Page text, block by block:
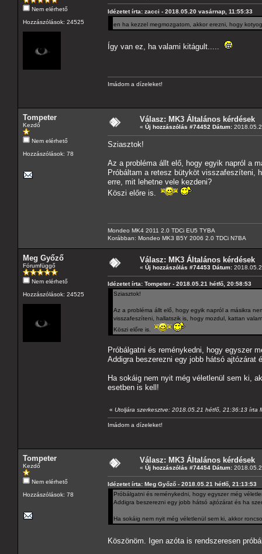
Nem elérhető
Hozzászólások: 24525
Idézetet írta: zacci - 2018.05.20 vasárnap, 11:55:33
en ha kezzel megmozgatom, akkor erezni, hogy
Így van ez, ha valami kitágult.....
Imádom a dízeleket!
Tompeter
Kezdő
Nem elérhető
Hozzászólások: 78
Válasz: MK3 Általános kérdések
« Új hozzászólás #74452 Dátum:
Sziasztok!
Az a probléma állt elő, hogy egyik napról a
Próbáltam a retesz bütyköt visszafeszíteni,
erre, mit lehetne vele kezdeni?
Köszi előre is.
Mondeo MK4 2011 2.0 TDCi EU5 TYBA
Korábban: Mondeo MK3 B5Y 2006 2.0 TDCi N7BA
Meg Győző
Fórumfüggő
Nem elérhető
Hozzászólások: 24525
Válasz: MK3 Általános kérdések
« Új hozzászólás #74453 Dátum:
Idézetet írta: Tompeter - 2018.05.21 hétfő, 20:58:53
Sziasztok!
Az a probléma állt elő, hogy egyik napról a másikra
visszafeszíteni, hallatszik is, hogy mozdul, kattan
Köszi előre is.
Próbálgatni és reménykedni, hogy egyszer
Addigra beszerezni egy jobb hátsó
Ha sokáig nem nyit még véletlenül sem ki,
esetben is kell!
« Utoljára szerkesztve: 2018.05.21 hétfő, 21:36:13 írta
Imádom a dízeleket!
Tompeter
Kezdő
Nem elérhető
Hozzászólások: 78
Válasz: MK3 Általános kérdések
« Új hozzászólás #74454 Dátum:
Idézetet írta: Meg Győző - 2018.05.21 hétfő, 21:13:53
Próbálgatni és reménykedni, hogy egyszer még
Addigra beszerezni egy jobb hátsó ajtózárat és ha
Ha sokáig nem nyit még véletlenül sem ki, akkor
Köszönöm. Igen azóta is rendszeresen